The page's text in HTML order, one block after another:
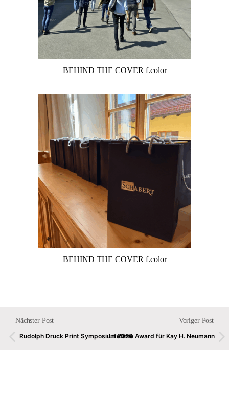
BEHIND THE COVER f.color
BEHIND THE COVER f.color
Nächster Post
Voriger Post
Lifetime Award für Kay H. Neumann
Rudolph Druck Print Symposium 2026